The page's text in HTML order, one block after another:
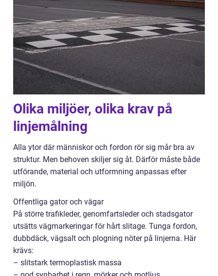
Olika miljöer, olika krav på
linjemålning
Alla ytor där människor och fordon rör sig mår bra av
struktur. Men behoven skiljer sig åt. Därför måste både
utförande, material och utformning anpassas efter
miljön.
Offentliga gator och vägar
På större trafikleder, genomfartsleder och stadsgator
utsätts vägmarkeringar för hårt slitage. Tunga fordon,
dubbdäck, vägsalt och plogning nöter på linjerna. Här
krävs:
– slitstark termoplastisk massa